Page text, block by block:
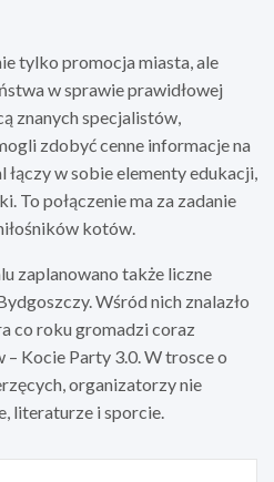
tylko promocja miasta, ale
w sprawie prawidłowej
znanych specjalistów,
zdobyć cenne informacje na
w sobie elementy edukacji,
To połączenie ma za zadanie
kotów.
zaplanowano także liczne
Wśród nich znalazło
co roku gromadzi coraz
Kocie Party 3.0. W trosce o
organizatorzy nie
literaturze i sporcie.